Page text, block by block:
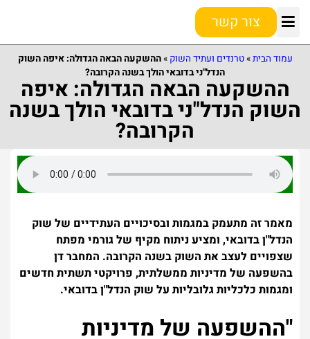
צור קשר
עמוד הבית»טרנדים ועתיד השוק »ההשקעה הבאה הגדולה: איפה השוק
הנדל"ני בדובאי הולך בשנה הקרובה?
ההשקעה הבאה הגדולה: איפה
השוק הנדל"ני בדובאי הולך בשנה
הקרובה?
מאמר זה מתעמק במגמות ובסיכויים העתידיים של שוק
הנדל"ן בדובאי, ומציע ניתוח מקיף של גורמי מפתח
שצפויים לעצב את השוק בשנה הקרובה. המחבר דן
בהשפעה של מדיניות ממשלתית, פרויקטי תשתית חדשים
ומגמות כלכליות גלובליות על שוק הנדל"ן בדובאי.
"ההשפעה של מדיניות